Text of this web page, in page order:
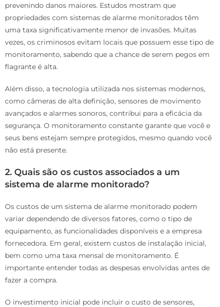
prevenindo danos maiores. Estudos mostram que
propriedades com sistemas de alarme monitorados têm
uma taxa significativamente menor de invasões. Muitas
vezes, os criminosos evitam locais que possuem esse tipo de
monitoramento, sabendo que a chance de serem pegos em
flagrante é alta.
Além disso, a tecnologia utilizada nos sistemas modernos,
como câmeras de alta definição, sensores de movimento
avançados e alarmes sonoros, contribui para a eficácia da
segurança. O monitoramento constante garante que você e
seus bens estejam sempre protegidos, mesmo quando você
não está presente.
2. Quais são os custos associados a um
sistema de alarme monitorado?
Os custos de um sistema de alarme monitorado podem
variar dependendo de diversos fatores, como o tipo de
equipamento, as funcionalidades disponíveis e a empresa
fornecedora. Em geral, existem custos de instalação inicial,
bem como uma taxa mensal de monitoramento. É
importante entender todas as despesas envolvidas antes de
fazer a compra.
O investimento inicial pode incluir o custo de sensores,